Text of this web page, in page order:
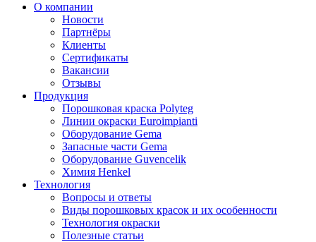
О компании
Новости
Партнёры
Клиенты
Сертификаты
Вакансии
Отзывы
Продукция
Порошковая краска Polyteg
Линии окраски Euroimpianti
Оборудование Gema
Запасные части Gema
Оборудование Guvencelik
Химия Henkel
Технология
Вопросы и ответы
Виды порошковых красок и их особенности
Технология окраски
Полезные статьи